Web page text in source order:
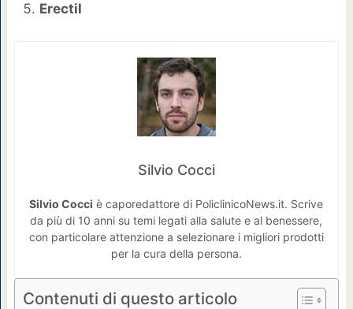
Erectil
Silvio Cocci
Silvio Cocci è caporedattore di PoliclinicoNews.it. Scrive
da più di 10 anni su temi legati alla salute e al benessere,
con particolare attenzione a selezionare i migliori prodotti
per la cura della persona.
Contenuti di questo articolo